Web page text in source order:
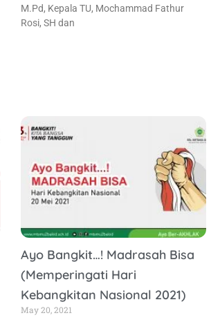
M.Pd, Kepala TU, Mochammad Fathur
Rosi, SH dan
Ayo Bangkit…! Madrasah Bisa
(Memperingati Hari
Kebangkitan Nasional 2021)
May 20, 2021